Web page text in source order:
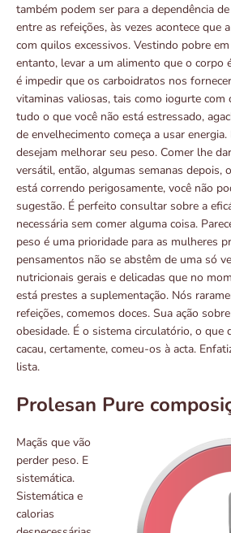
também podem ser para a dependência
entre as refeições, às vezes acontece que
com quilos excessivos. Vestindo pobre
entanto, levar a um alimento que o corpo
é impedir que os carboidratos nos
vitaminas valiosas, tais como iogurte com
tudo o que você não está estressado,
de envelhecimento começa a usar
desejam melhorar seu peso. Comer lhe
versátil, então, algumas semanas depois,
está correndo perigosamente, você não
sugestão. É perfeito consultar sobre a
necessária sem comer alguma coisa.
peso é uma prioridade para as mulheres
pensamentos não se abstêm de uma só
nutricionais gerais e delicadas que no
está prestes a suplementação. Nós
refeições, comemos doces. Sua ação
obesidade. É o sistema circulatório, o que
cacau, certamente, comeu-os à acta.
lista.
Prolesan Pure
Maçãs que vão
perder peso. E
sistemática.
Sistemática e
calorias